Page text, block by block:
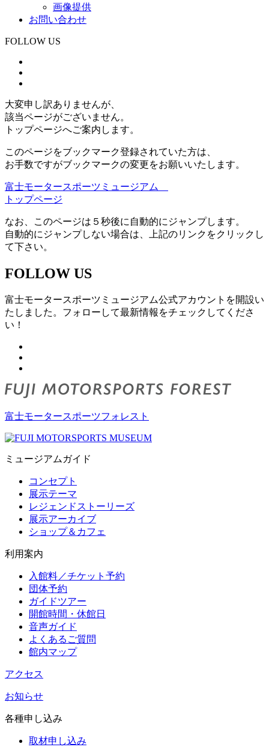
画像提供
お問い合わせ
FOLLOW US
大変申し訳ありませんが、
該当ページがございません。
トップページへご案内します。
このページをブックマーク登録されていた方は、
お手数ですがブックマークの変更をお願いいたします。
富士モータースポーツミュージアム
トップページ
なお、このページは５秒後に自動的にジャンプします。
自動的にジャンプしない場合は、上記のリンクをクリックし
て下さい。
FOLLOW US
富士モータースポーツミュージアム公式アカウントを開設い
たしました。フォローして最新情報をチェックしてくださ
い！
富士モータースポーツフォレスト
ミュージアムガイド
コンセプト
展示テーマ
レジェンドストーリーズ
展示アーカイブ
ショップ＆カフェ
利用案内
入館料／チケット予約
団体予約
ガイドツアー
開館時間・休館日
音声ガイド
よくあるご質問
館内マップ
アクセス
お知らせ
各種申し込み
取材申し込み